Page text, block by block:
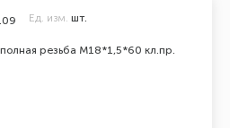
резьба M18*1,5*60 кл.пр.
Ед. изм. шт.